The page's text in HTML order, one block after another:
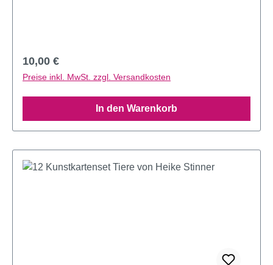
Regulärer Preis:
10,00 €
Preise inkl. MwSt. zzgl. Versandkosten
In den Warenkorb